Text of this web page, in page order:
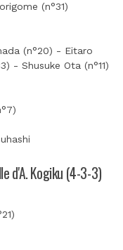
(n°31)
(n°20) - Eitaro
- Shusuke Ota (n°11)
d'A. Kogiku (4-3-3)